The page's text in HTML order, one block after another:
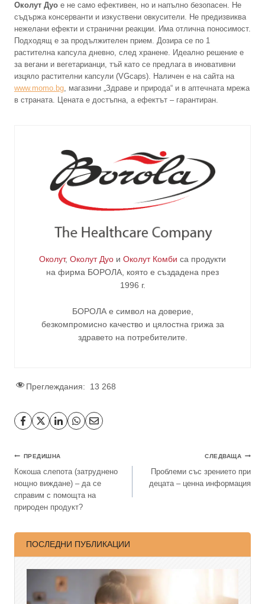
Околут Дуо е не само ефективен, но и напълно безопасен. Не
съдържа консерванти и изкуствени овкусители. Не предизвиква
нежелани ефекти и странични реакции. Има отлична поносимост.
Подходящ е за продължителен прием. Дозира се по 1
растителна капсула дневно, след хранене. Идеално решение е
за вегани и вегетарианци, тъй като се предлага в иновативни
изцяло растителни капсули (VGcaps). Наличен е на сайта на
www.momo.bg , магазини „Здраве и природа“ и в аптечната мрежа
в страната. Цената е достъпна, а ефектът – гарантиран.
Околут, Околут Дуо и Околут Комби са продукти
на фирма БОРОЛА , която е създадена през
1996 г.
БОРОЛА е символ на доверие,
безкомпромисно качество и цялостна грижа за
здравето на потребителите
Преглеждания: 13 268
ПРЕДИШНА
Кокоша слепота (затруднено
нощно виждане) – да се
справим с помощта на
природен продукт?
СЛЕДВАЩА
Проблеми със зрението при
децата – ценна информация
ПОСЛЕДНИ ПУБЛИКАЦИИ